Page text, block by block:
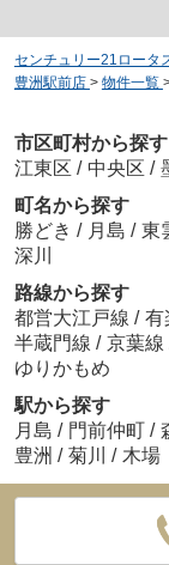
センチュリー21ロータ
豊洲駅前店 > 物件一覧
市区町村から探す
江東区 / 中央区 /
町名から探す
勝どき / 月島 / 東
深川
路線から探す
都営大江戸線 / 有
半蔵門線 / 京葉線
ゆりかもめ
駅から探す
月島 / 門前仲町 /
豊洲 / 菊川 / 木場